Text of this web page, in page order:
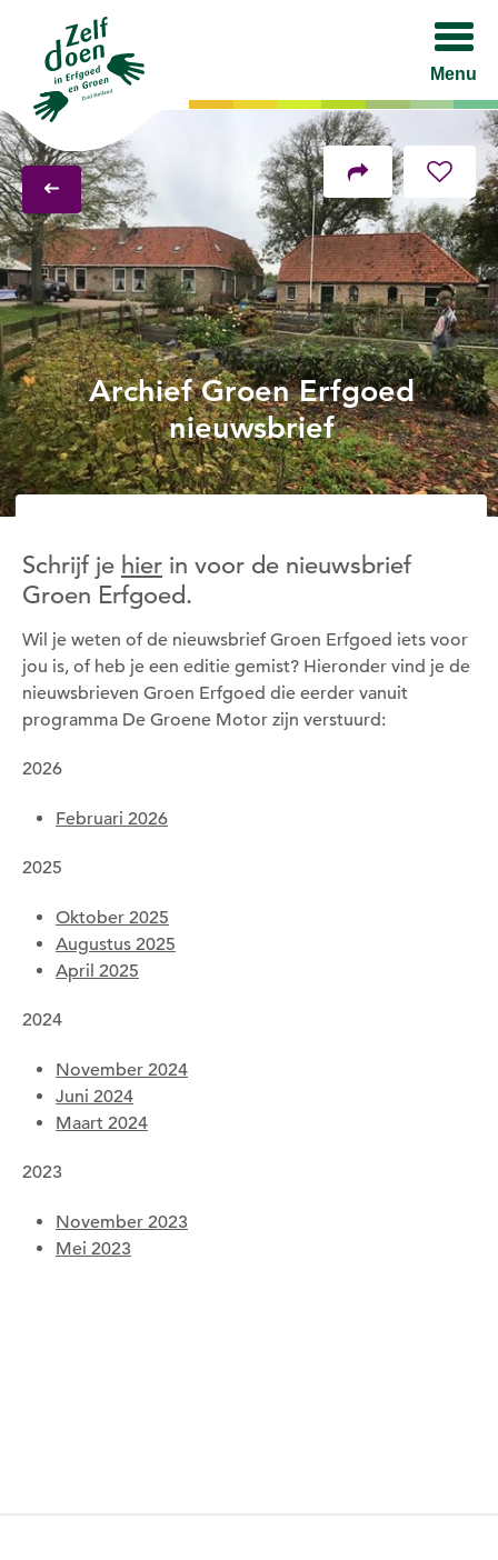
Menu
Facebook
Twitter
LinkedIn
Mail
Archief Groen Erfgoed
nieuwsbrief
Schrijf je hier in voor de nieuwsbrief
Groen Erfgoed.
Wil je weten of de nieuwsbrief Groen Erfgoed iets voor
jou is, of heb je een editie gemist? Hieronder vind je de
nieuwsbrieven Groen Erfgoed die eerder vanuit
programma De Groene Motor zijn verstuurd:
2026
Februari 2026
2025
Oktober 2025
Augustus 2025
April 2025
2024
November 2024
Juni 2024
Maart 2024
2023
November 2023
Mei 2023
Om deze pagina op te slaan moet je ingelogd zijn.